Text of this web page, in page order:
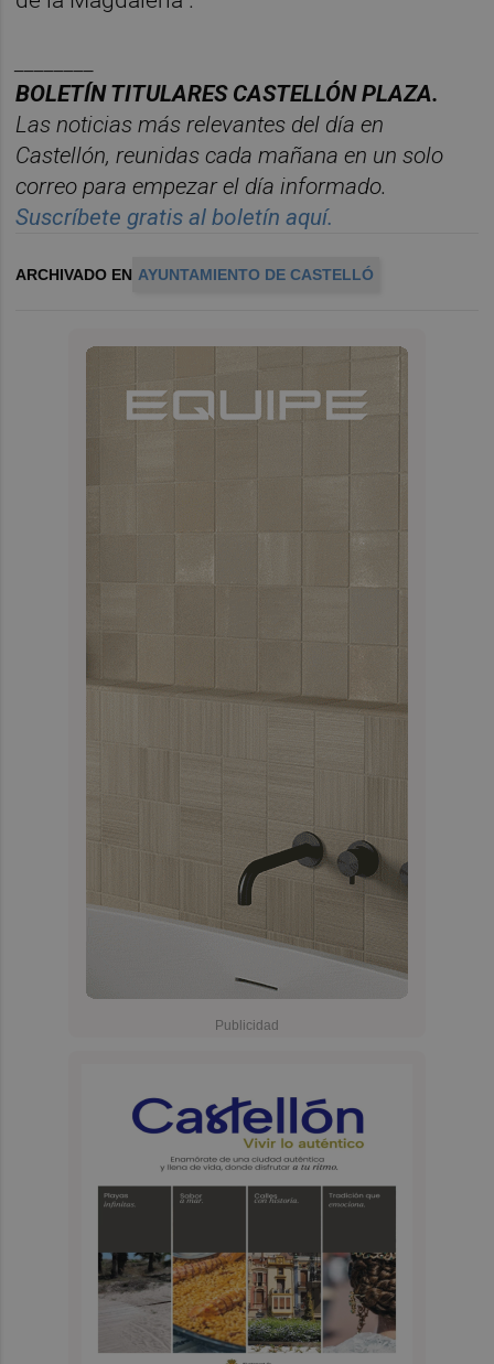
BOLETÍN TITULARES CASTELLÓN PLAZA.
Las noticias más relevantes del día en
Castellón, reunidas cada mañana en un solo
correo para empezar el día informado.
Suscríbete gratis al boletín aquí.
ARCHIVADO EN AYUNTAMIENTO DE CASTELLÓ